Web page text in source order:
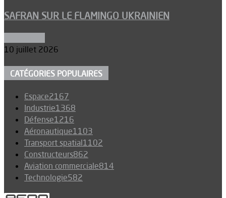
SAFRAN SUR LE FLAMINGO UKRAINIEN
10 juillet 2026
CATÉGORIES POPULAIRES
Espace2167
Industrie1368
Défense1216
Aéronautique1103
Transport spatial1102
Constructeurs862
Aviation commerciale814
Technologie582